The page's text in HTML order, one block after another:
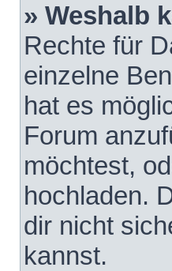
» Weshalb
Rechte für
einzelne
hat es
Forum
möchtest,
hochladen.
dir nicht
kannst.